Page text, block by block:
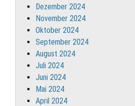
Dezember 2024
November 2024
Oktober 2024
September 2024
August 2024
Juli 2024
Juni 2024
Mai 2024
April 2024